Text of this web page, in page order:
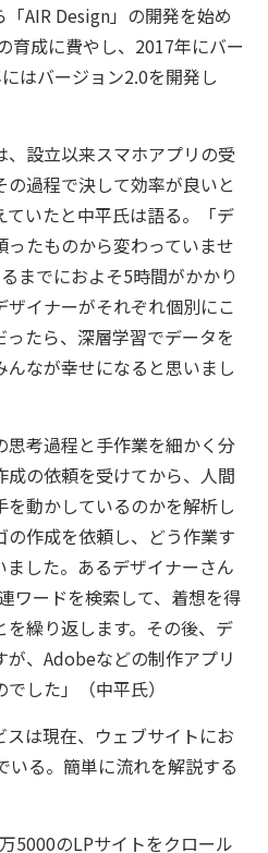
AIR Design」の開発を始め
育成に費やし、2017年にバー
はバージョン2.0を開発し
設立以来スマホアプリの受
過程で決して効率が良いと
いたと中平氏は語る。「デ
たものから変わっていませ
までにおよそ5時間がかかり
ザイナーがそれぞれ個別にこ
たら、深層学習でデータを
なが幸せになると思いまし
考過程と手作業を細かく分
の依頼を受けてから、人間
動かしているのかを解析し
作成を依頼し、どう作業す
した。あるデザイナーさん
ワードを検索して、着想を得
繰り返します。その後、デ
、Adobeなどの制作アプリ
した」（中平氏）
は現在、ウェブサイトにお
いる。簡単に流れを解説する
5000のLPサイトをクロール